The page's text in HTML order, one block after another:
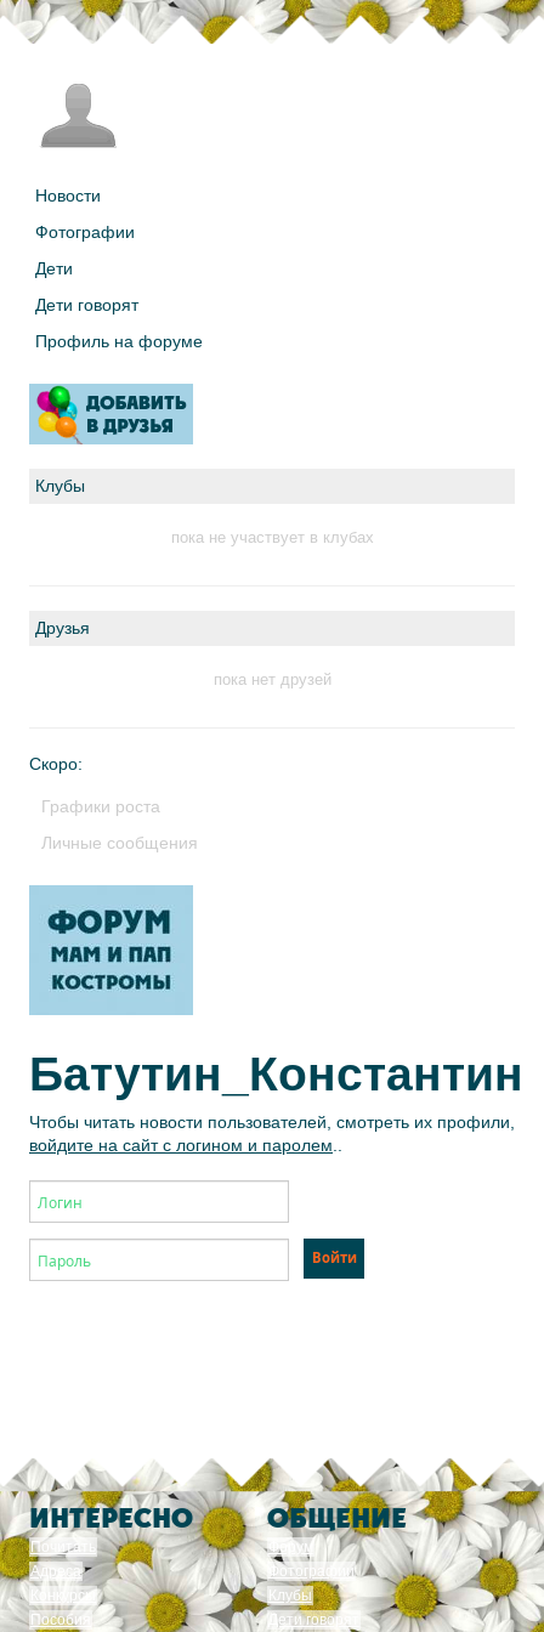
Новости
Фотографии
Дети
Дети говорят
Профиль на форуме
Клубы
пока не участвует в клубах
Друзья
пока нет друзей
Скоро:
Графики роста
Личные сообщения
Батутин_Константин
Чтобы читать новости пользователей, смотреть их профили,
войдите на сайт с логином и паролем
ИНТЕРЕСНО
Почитать
Адреса
Конкурсы
Пособия
ОБЩЕНИЕ
Форум
Фотографии
Клубы
Дети говорят